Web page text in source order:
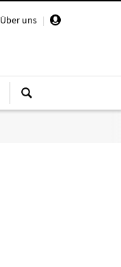
Über uns |